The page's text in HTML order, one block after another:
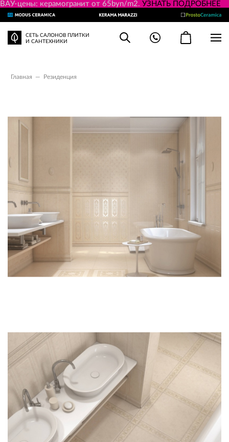
ВАУ-цены: керамогранит от 65byn/m2. УЗНАТЬ ПОДРОБНЕЕ
СЕТЬ САЛОНОВ ПЛИТКИ
И САНТЕХНИКИ
Главная — Резиденция